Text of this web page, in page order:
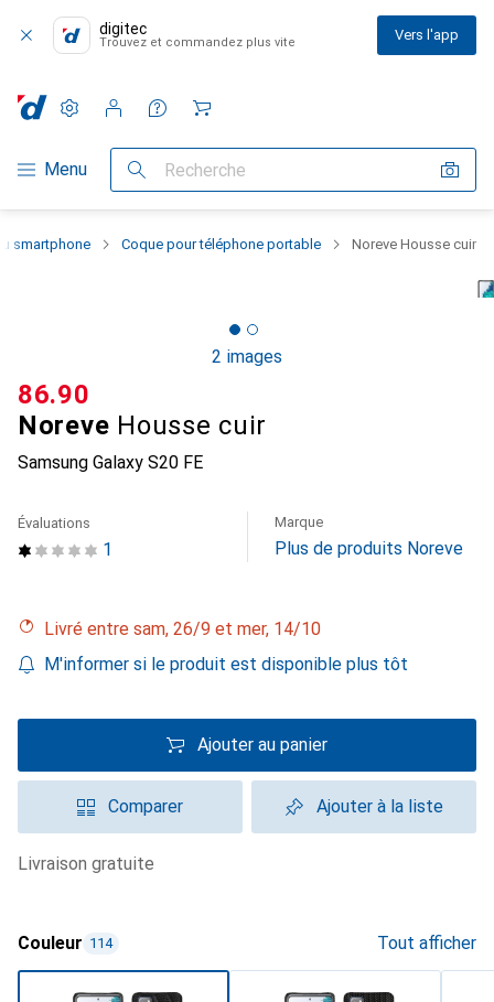
digitec
Trouvez et commandez plus vite Vers l'app
Navigation par catégorie
Menu Recherche
Paramètres
Compte client
Listes de comparaison
Listes d'envies
Panier
smartphone Coque pour téléphone portable Noreve Housse cuir
2 images
Noreve Housse cuir
Samsung Galaxy S20 FE
CHF
86.90
1
Évaluations Marque
Plus de produits Noreve
Livré entre sam, 26/9 et mer, 14/10
M'informer si le produit est disponible plus tôt
Ajouter au panier
Comparer Ajouter à la liste
livraison gratuite
Couleur 114 Tout afficher